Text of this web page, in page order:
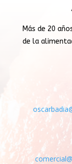
Más de 20
de la